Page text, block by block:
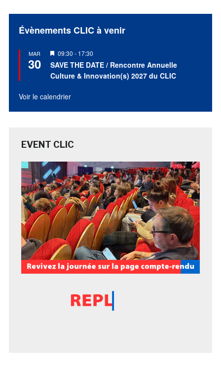
Évènements CLIC à venir
MAR
30
Mis
en
avant
09:30 - 17:30
SAVE THE DATE / Rencontre Annuelle
Culture & Innovation(s) 2027 du CLIC
Voir le calendrier
EVENT CLIC